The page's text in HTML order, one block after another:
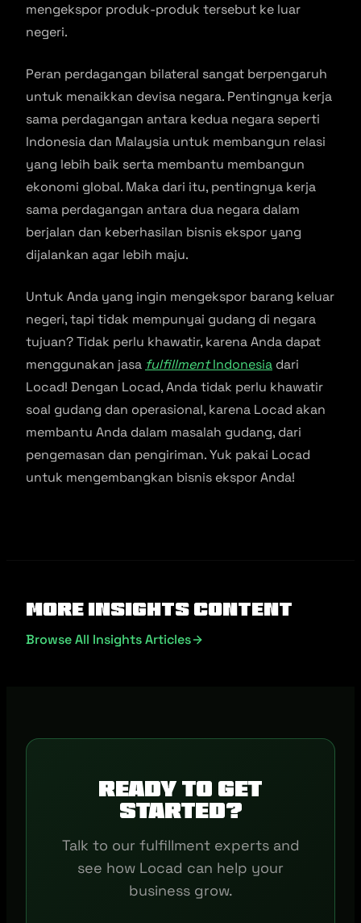
mengekspor produk-produk tersebut ke luar
negeri.
Peran perdagangan bilateral sangat berpengaruh
untuk menaikkan devisa negara. Pentingnya kerja
sama perdagangan antara kedua negara seperti
Indonesia dan Malaysia untuk membangun relasi
yang lebih baik serta membantu membangun
ekonomi global. Maka dari itu, pentingnya kerja
sama perdagangan antara dua negara dalam
berjalan dan keberhasilan bisnis ekspor yang
dijalankan agar lebih maju.
Untuk Anda yang ingin mengekspor barang keluar
negeri, tapi tidak mempunyai gudang di negara
tujuan? Tidak perlu khawatir, karena Anda dapat
menggunakan jasa fulfillmentIndonesia dari
Locad! Dengan Locad, Anda tidak perlu khawatir
soal gudang dan operasional, karena Locad akan
membantu Anda dalam masalah gudang, dari
pengemasan dan pengiriman. Yuk pakai Locad
untuk mengembangkan bisnis ekspor Anda!
More Insights Content
Browse All Insights Articles
Ready to get
started?
Talk to our fulfillment experts and
see how Locad can help your
business grow.